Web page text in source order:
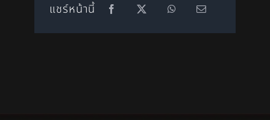
แชร์หน้านี้